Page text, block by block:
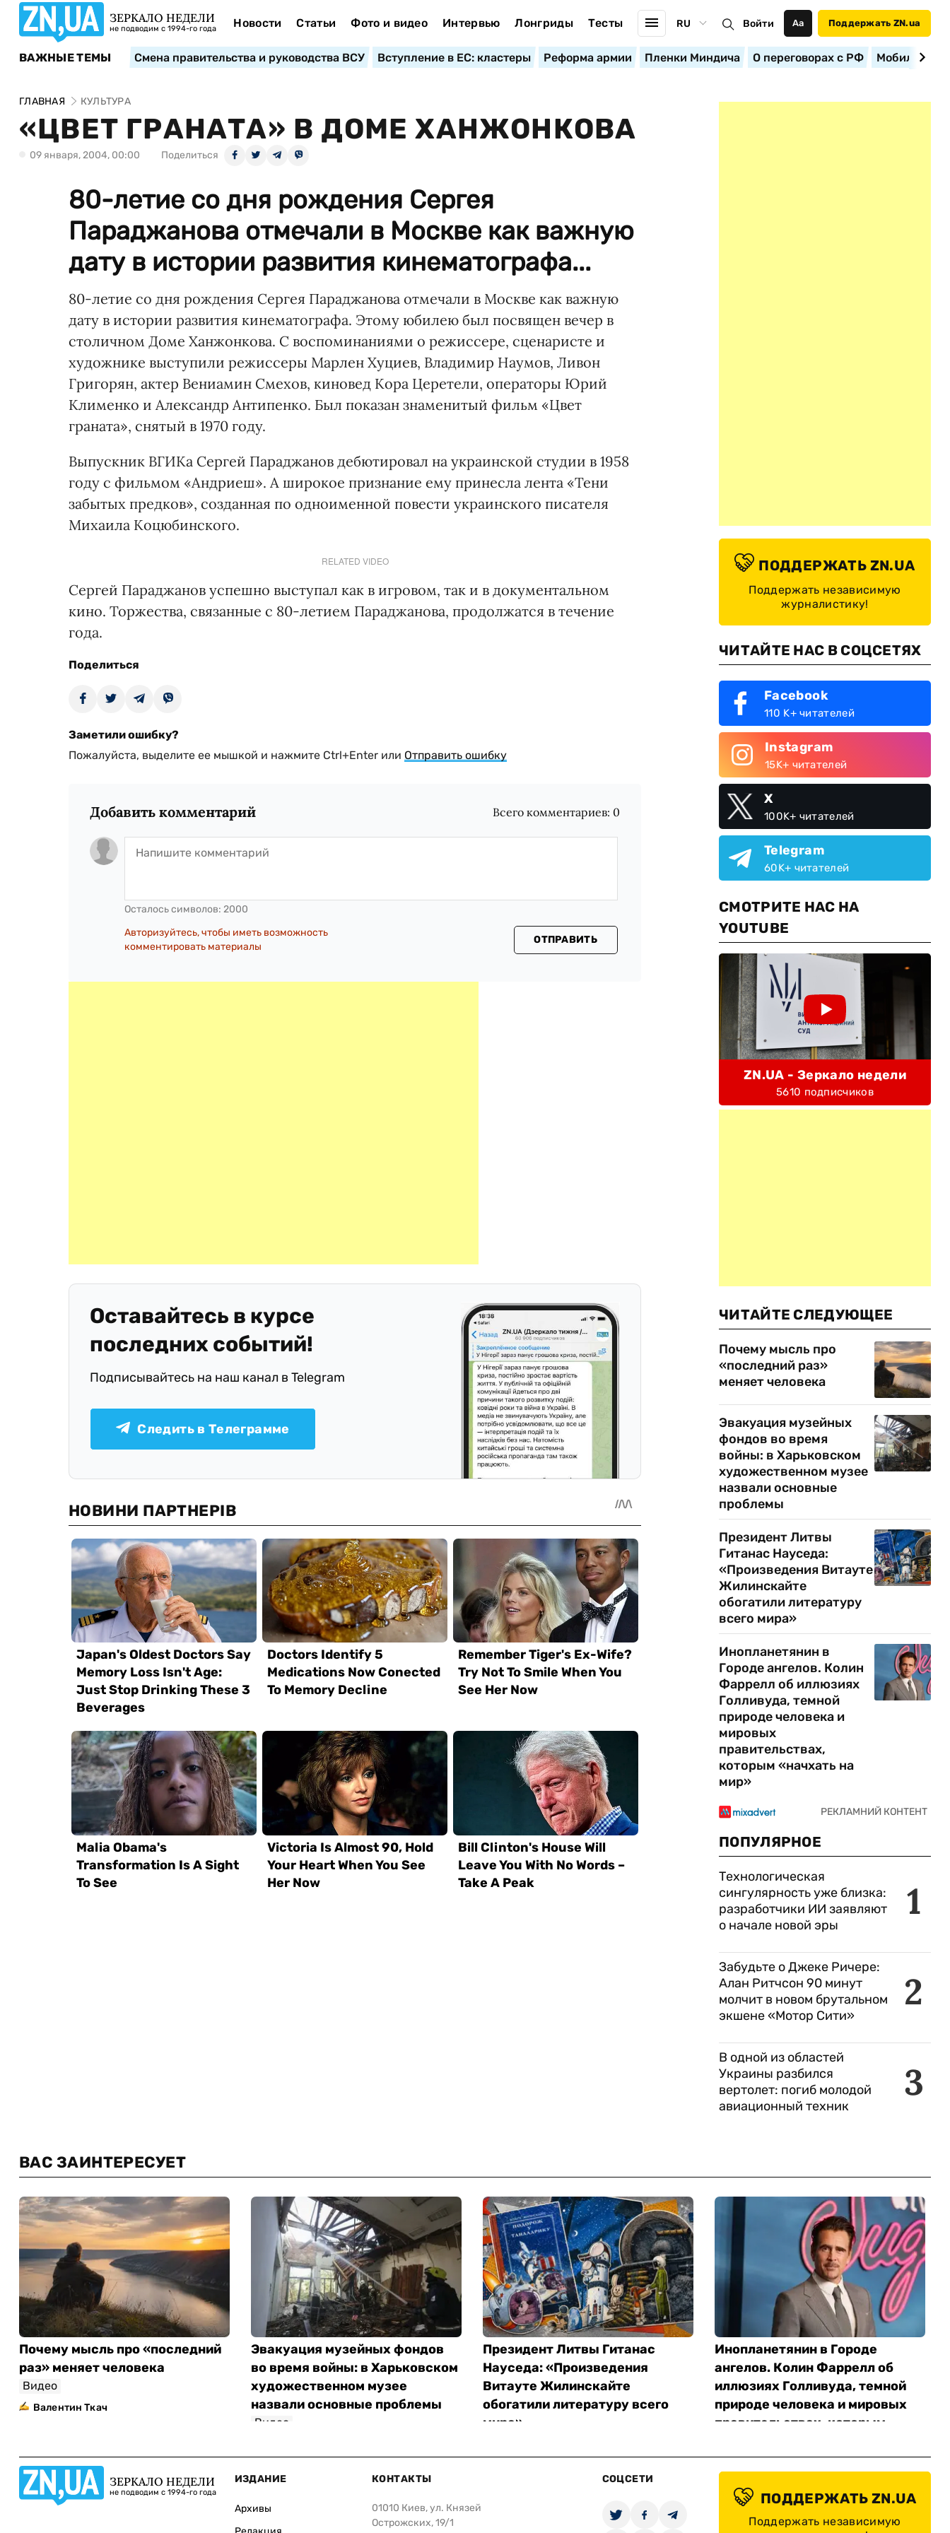
ЗЕРКАЛО НЕДЕЛИ
не подводим с 1994-го года Новости Статьи Фото и видео Интервью Лонгриды Тесты RU Войти Аа Поддержать ZN.ua
ВАЖНЫЕ ТЕМЫ Смена правительства и руководства ВСУ Вступление в ЕС: кластеры Реформа армии Пленки Миндича О переговорах с РФ
ГЛАВНАЯ КУЛЬТУРА
«ЦВЕТ ГРАНАТА» В ДОМЕ ХАНЖОНКОВА
09 января, 2004, 00:00 Поделиться
80-летие со дня рождения Сергея
Параджанова отмечали в Москве как важную
дату в истории развития кинематографа...
80-летие со дня рождения Сергея Параджанова отмечали в Москве как важную
дату в истории развития кинематографа. Этому юбилею был посвящен вечер в
столичном Доме Ханжонкова. С воспоминаниями о режиссере, сценаристе и
художнике выступили режиссеры Марлен Хуциев, Владимир Наумов, Ливон
Григорян, актер Вениамин Смехов, киновед Кора Церетели, операторы Юрий
Клименко и Александр Антипенко. Был показан знаменитый фильм «Цвет
граната», снятый в 1970 году.
Выпускник ВГИКа Сергей Параджанов дебютировал на украинской студии в 1958
году с фильмом «Андриеш». А широкое признание ему принесла лента «Тени
забытых предков», созданная по одноименной повести украинского писателя
Михаила Коцюбинского.
RELATED VIDEO
Сергей Параджанов успешно выступал как в игровом, так и в документальном
кино. Торжества, связанные с 80-летием Параджанова, продолжатся в течение
года.
Поделиться
Заметили ошибку?
Пожалуйста, выделите ее мышкой и нажмите Ctrl+Enter или Отправить ошибку
Добавить комментарий Всего комментариев: 0
Осталось символов: 2000
Авторизуйтесь, чтобы иметь возможность
комментировать материалы
ОТПРАВИТЬ
Оставайтесь в курсе
последних событий!
Подписывайтесь на наш канал в Telegram
Следить в Телеграмме
ПОДДЕРЖАТЬ ZN.UA
Поддержать независимую
журналистику!
ЧИТАЙТЕ НАС В СОЦСЕТЯХ
Facebook
110 K+ читателей
Instagram
15K+ читателей
X
100K+ читателей
Telegram
60K+ читателей
СМОТРИТЕ НАС НА
YOUTUBE
ZN.UA - Зеркало недели
5610 подписчиков
ЧИТАЙТЕ СЛЕДУЮЩЕЕ
Почему мысль про
«последний раз»
меняет человека
Эвакуация музейных
фондов во время
войны: в Харьковском
художественном музее
назвали основные
проблемы
Президент Литвы
Гитанас Науседа:
«Произведения Витауте
Жилинскайте
обогатили литературу
всего мира»
Инопланетянин в
Городе ангелов. Колин
Фаррелл об иллюзиях
Голливуда, темной
природе человека и
мировых
правительствах,
которым «начхать на
мир»
ПОПУЛЯРНОЕ
1
Технологическая
сингулярность уже близка:
разработчики ИИ заявляют
о начале новой эры
2
Забудьте о Джеке Ричере:
Алан Ритчсон 90 минут
молчит в новом брутальном
экшене «Мотор Сити»
3
В одной из областей
Украины разбился
вертолет: погиб молодой
авиационный техник
ВАС ЗАИНТЕРЕСУЕТ
Почему мысль про «последний
раз» меняет человека
Видео
Валентин Ткач
Эвакуация музейных фондов
во время войны: в Харьковском
художественном музее
назвали основные проблемы
Видео
Президент Литвы Гитанас
Науседа: «Произведения
Витауте Жилинскайте
обогатили литературу всего
мира»
Инопланетянин в Городе
ангелов. Колин Фаррелл об
иллюзиях Голливуда, темной
природе человека и мировых
правительствах, которым
Видео
ЗЕРКАЛО НЕДЕЛИ
не подводим с 1994-го года
ИЗДАНИЕ
Архивы
КОНТАКТЫ
01010 Киев, ул. Князей
Острожских, 19/1
СОЦСЕТИ
ПОДДЕРЖАТЬ ZN.UA
Поддержать независимую